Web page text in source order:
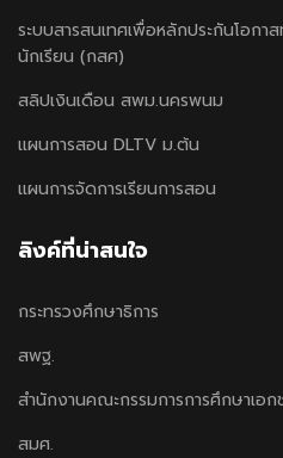
ระบบสารสนเทศเพื่อหลักประกันโอกา
นักเรียน (กสศ)
สลิปเงินเดือน สพม.นครพนม
แผนการสอน DLTV ม.ต้น
แผนการจัดการเรียนการสอน
ลิงค์ที่น่าสนใจ
กระทรวงศึกษาธิการ
สพฐ.
สำนักงานคณะกรรมการการศึกษาเอก
สมศ.